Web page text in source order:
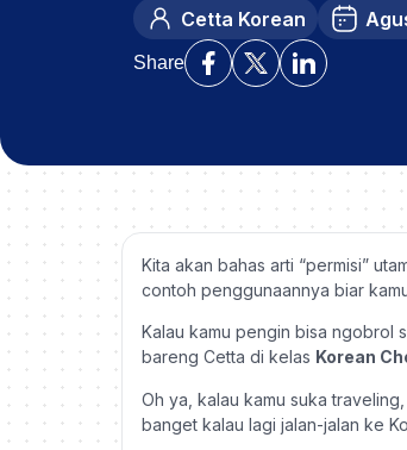
Cetta Korean
Share
Kita akan bahas arti “permisi”
contoh penggunaannya biar
Kalau kamu pengin bisa ngobrol
bareng Cetta di kelas Korean
Oh ya, kalau kamu suka
banget kalau lagi jalan-jalan ke